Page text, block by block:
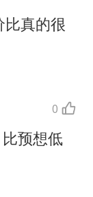
比真的很
0
预想低